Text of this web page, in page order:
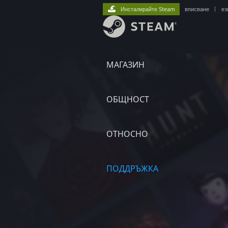
МАГАЗИН
ОБЩНОСТ
ОТНОСНО
ПОДДРЪЖКА
Инсталирайте Steam вписване